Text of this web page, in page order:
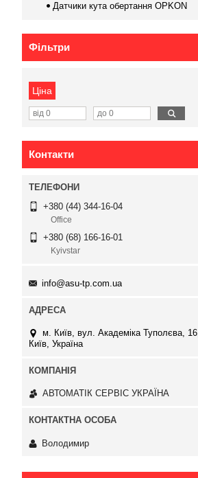
Датчики кута обертання OPKON
Фільтри
Ціна
Контакти
+380 (44) 344-16-04
Office
+380 (68) 166-16-01
Kyivstar
info@asu-tp.com.ua
м. Київ, вул. Академіка Туполєва, 16,
Київ, Україна
АВТОМАТІК СЕРВІС УКРАЇНА
Володимир